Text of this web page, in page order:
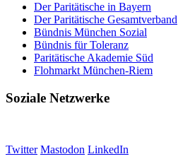
Der Paritätische in Bayern
Der Paritätische Gesamtverband
Bündnis München Sozial
Bündnis für Toleranz
Paritätische Akademie Süd
Flohmarkt München-Riem
Soziale Netzwerke
Twitter Mastodon LinkedIn